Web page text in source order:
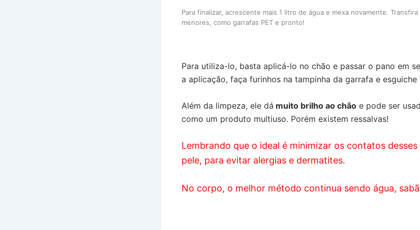
Para finalizar, acrescente mais 1 litro de água e mexa novamente.
menores, como garrafas PET e pronto!
Para utiliza-lo, basta aplicá-lo no chão e passar o pano em
a aplicação, faça furinhos na tampinha da garrafa e
Além da limpeza, ele dá muito brilho ao chão e pode ser
como um produto multiuso. Porém existem ressalvas!
Lembrando que o ideal é minimizar os contatos
pele, para evitar alergias e dermatites.
No corpo, o melhor método continua sendo água,